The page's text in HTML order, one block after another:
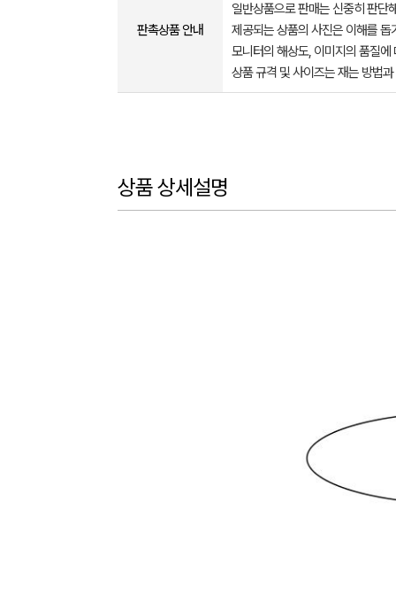
판촉상품 안내
일반상품으로 판매는 신중히 판단
제공되는 상품의 사진은 이해를
모니터의 해상도, 이미지의 품질
상품 규격 및 사이즈는 재는 방법
상품 상세설명